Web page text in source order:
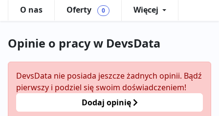
O nas Oferty 0 Więcej
Opinie o pracy w DevsData
DevsData nie posiada jeszcze żadnych opinii. Bądź
pierwszy i podziel się swoim doświadczeniem!
Dodaj opinię